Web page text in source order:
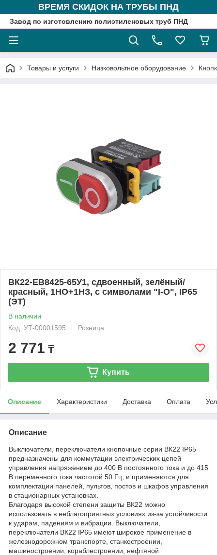
ВРЕМЯ СКИДОК НА ТРУБЫ ПНД
Завод по изготовлению полиэтиленовых труб ПНД
Товары и услуги Низковольтное оборудование
ВК22-EB8425-65У1, сдвоенный, зелёный/
красный, 1НО+1НЗ, с символами "I-O", IP65
(ЭТ)
В наличии
Код: УТ-00001595
Розница
2 771 ₸
Купить
Описание Характеристики Доставка Оплата
Описание
Выключатели, переключатели кнопочные серии ВК22 IP65
предназначены для коммутации электрических цепей
управления напряжением до 400 В постоянного тока и до 415
В переменного тока частотой 50 Гц, и применяются для
комплектации панелей, пультов, постов и шкафов управления
в стационарных установках.
Благодаря высокой степени защиты ВК22 можно
использовать в неблагоприятных условиях из-за устойчивости
к ударам, падениям и вибрации. Выключатели,
переключатели ВК22 IP65 имеют широкое применение в
железнодорожном транспорте, станкостроении,
машиностроении, кораблестроении, нефтяной